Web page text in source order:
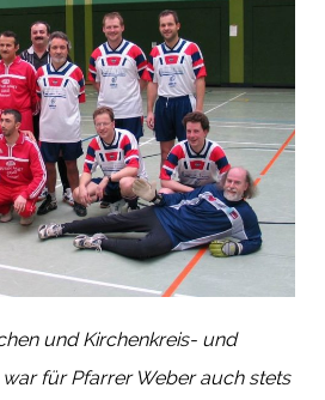
und Kirchenkreis- und
für Pfarrer Weber auch stets